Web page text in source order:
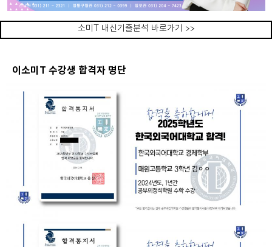
소미T 내신기출분석 바로가기 >>
이소미T 수강생 합격자 명단